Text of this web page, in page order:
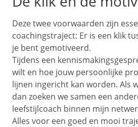
Deze twee voorwaarden zijn
coachingstraject: Er is een klik
je bent gemotiveerd.
Tijdens een
wilt en hoe jouw persoonlijke
lijnen ingericht kan worden. Als
dan zoeken we samen een
leefstijlcoach binnen mijn
Alles voor een goed en mooi